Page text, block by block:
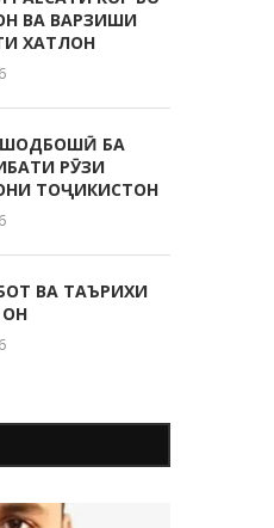
ВА ВАРЗИШИ
ХАТЛОН
БА
РӮЗИ
ТОҶИКИСТОН
ВА ТАЪРИХИ